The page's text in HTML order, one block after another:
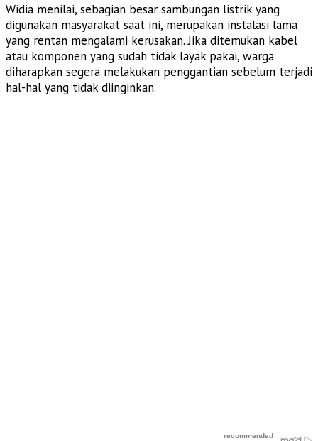
Widia menilai, sebagian besar sambungan listrik yang
digunakan masyarakat saat ini, merupakan instalasi lama
yang rentan mengalami kerusakan. Jika ditemukan kabel
atau komponen yang sudah tidak layak pakai, warga
diharapkan segera melakukan penggantian sebelum terjadi
hal-hal yang tidak diinginkan.